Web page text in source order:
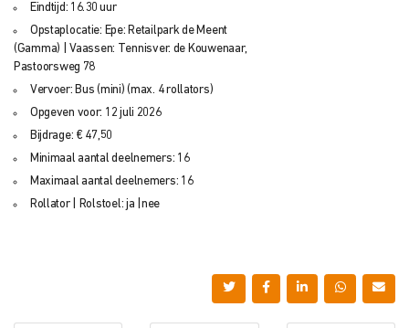
Eindtijd: 16.30 uur
Opstaplocatie: Epe: Retailpark de Meent
(Gamma) | Vaassen: Tennisver. de Kouwenaar,
Pastoorsweg 78
Vervoer: Bus (mini) (max. 4 rollators)
Opgeven voor: 12 juli 2026
Bijdrage: € 47,50
Minimaal aantal deelnemers: 16
Maximaal aantal deelnemers: 16
Rollator | Rolstoel: ja |nee